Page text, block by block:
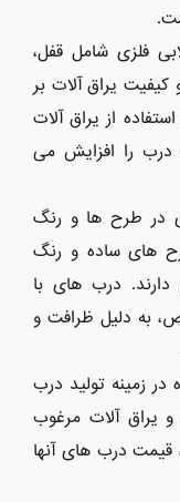
فلزی شامل قفل،
کیفیت یراق آلات بر
از یراق آلات
درب را افزایش می
در طرح ها و رنگ
های ساده و رنگ
درب های با
به دلیل ظرافت و
در زمینه تولید درب
و یراق آلات مرغوب
قیمت درب های آنها